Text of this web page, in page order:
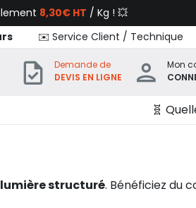
8,30€ HT / Kg ! 💥
✉️ Service Client / Technique
Demande de
DEVIS EN LIGNE
Mon
🧬
structuré. Bénéficiez du